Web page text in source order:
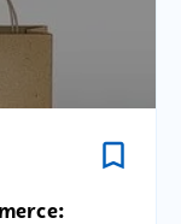
bookmark_border